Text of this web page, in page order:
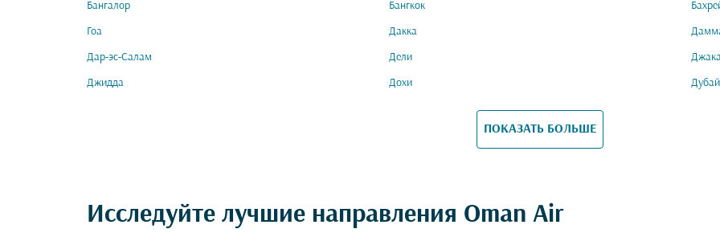
Бангалор Бангкок
Гоа Дакка
Дар-эс-Салам Дели
Джидда Дохи Дубай
ПОКАЗАТЬ БОЛЬШЕ
Исследуйте лучшие направления Oman Air